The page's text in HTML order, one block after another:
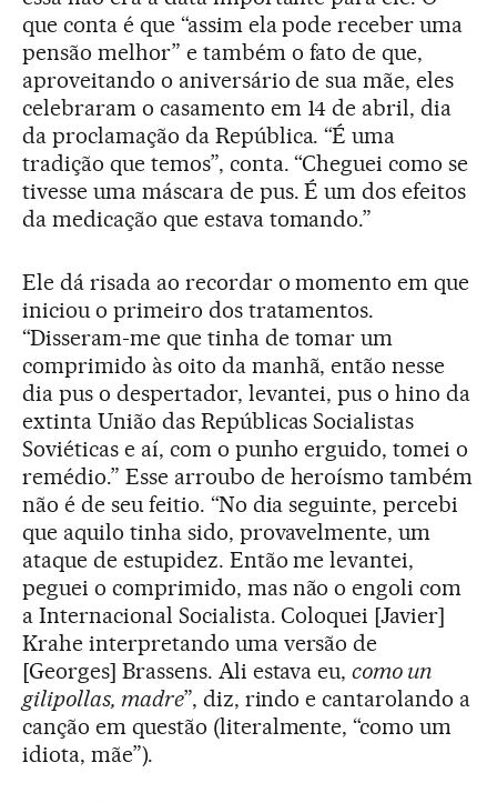
que conta é que “assim ela pode receber uma
pensão melhor” e também o fato de que,
aproveitando o aniversário de sua mãe, eles
celebraram o casamento em 14 de abril, dia
da proclamação da República. “É uma
tradição que temos”, conta. “Cheguei como se
tivesse uma máscara de pus. É um dos efeitos
da medicação que estava tomando.”
Ele dá risada ao recordar o momento em que
iniciou o primeiro dos tratamentos.
“Disseram-me que tinha de tomar um
comprimido às oito da manhã, então nesse
dia pus o despertador, levantei, pus o hino da
extinta União das Repúblicas Socialistas
Soviéticas e aí, com o punho erguido, tomei o
remédio.” Esse arroubo de heroísmo também
não é de seu feitio. “No dia seguinte, percebi
que aquilo tinha sido, provavelmente, um
ataque de estupidez. Então me levantei,
peguei o comprimido, mas não o engoli com
a Internacional Socialista. Coloquei [Javier]
Krahe interpretando uma versão de
[Georges] Brassens. Ali estava eu,como un
gilipollas, madre”, diz, rindo e cantarolando a
canção em questão (literalmente, “como um
idiota, mãe”).